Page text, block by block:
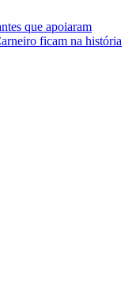
que apoiaram
ficam na história